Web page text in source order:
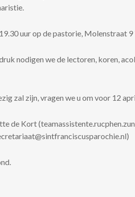
uur op de pastorie, Molenstraat 9
nodigen we de lectoren, koren,
zal zijn, vragen we u om voor 12
de Kort